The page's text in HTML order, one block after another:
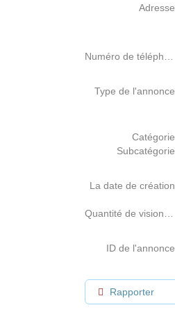
Adresse
Type de l'annonce
Catégorie
Subcatégorie
La date de création
ID de l'annonce
Rapporter